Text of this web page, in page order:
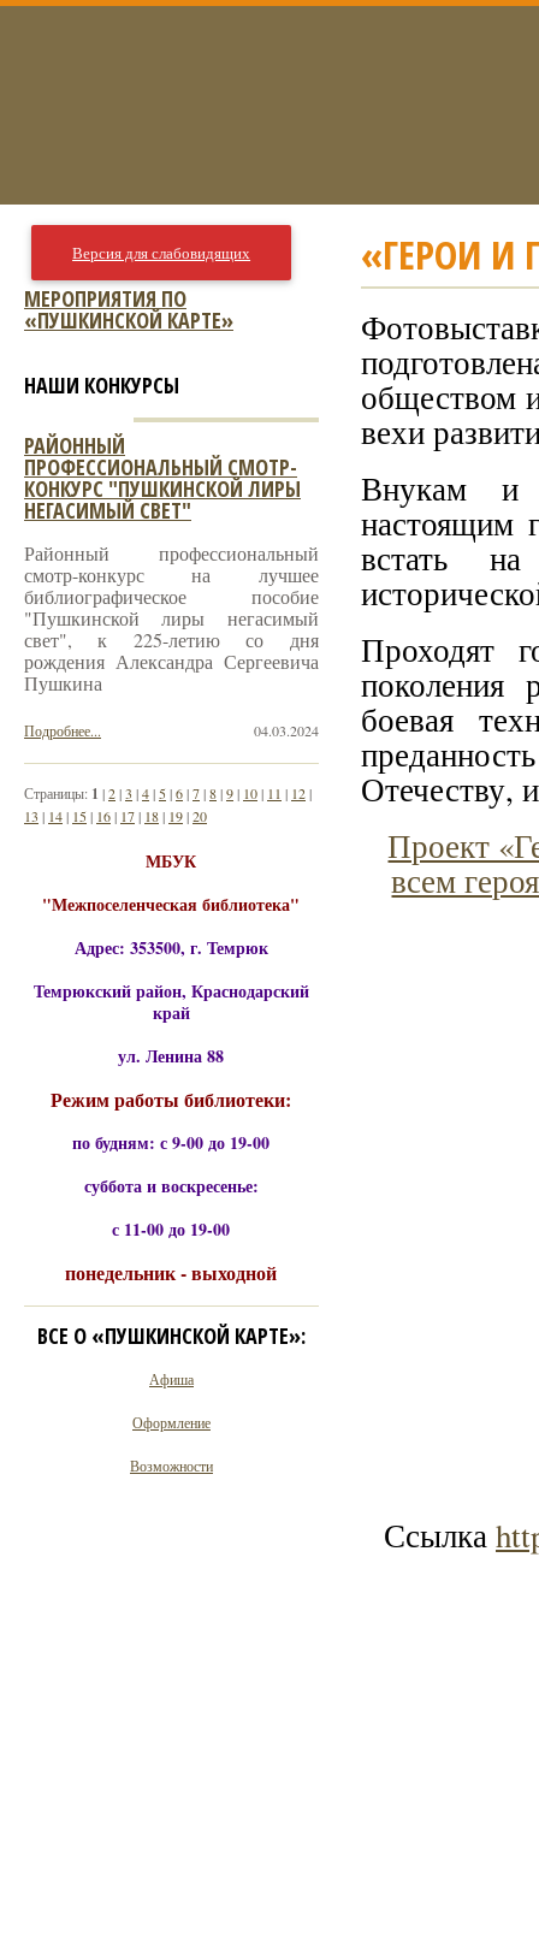
«ГЕРОИ И
обществом
вехи
Внукам и
настоящим
встать
Проходят
поколения
боевая
Отечеству,
Проект
всем
Ссылка
Версия для слабовидящих
МЕРОПРИЯТИЯ ПО
«ПУШКИНСКОЙ КАРТЕ»
НАШИ КОНКУРСЫ
РАЙОННЫЙ
ПРОФЕССИОНАЛЬНЫЙ СМОТР-
КОНКУРС "ПУШКИНСКОЙ ЛИРЫ
НЕГАСИМЫЙ СВЕТ"
Районный профессиональный
смотр-конкурс на лучшее
библиографическое пособие
"Пушкинской лиры негасимый
свет", к 225-летию со дня
рождения Александра Сергеевича
Пушкина
04.03.2024
Подробнее...
Страницы: 1 |2|3 |4| 5|6|7|8|9| 10| 11 | 12|
13 | 14| 15| 16| 17| 18| 19|20
МБУК
"Межпоселенческая библиотека"
Адрес: 353500, г. Темрюк
Темрюкский район, Краснодарский
край
ул. Ленина 88
Режим работы библиотеки:
по будням: с 9-00 до 19-00
суббота и воскресенье:
с 11-00 до 19-00
понедельник - выходной
ВСЕ О «ПУШКИНСКОЙ КАРТЕ»:
Афиша
Оформление
Возможности